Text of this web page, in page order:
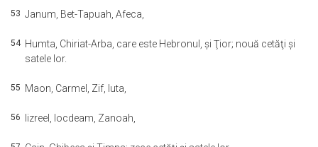
53 Janum, Bet-Tapuah, Afeca,
54 Humta, Chiriat-Arba, care este Hebronul, şi Ţior; nouă cetăţi şi
satele lor.
55 Maon, Carmel, Zif, Iuta,
56 Iizreel, Iocdeam, Zanoah,